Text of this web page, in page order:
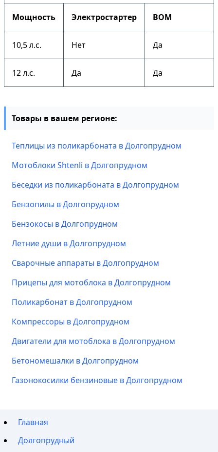
Мощность Электростартер ВОМ
10,5 л.с. Нет Да
12 л.с. Да Да
Товары в вашем регионе:
Теплицы из поликарбоната в Долгопрудном
Мотоблоки Shtenli в Долгопрудном
Беседки из поликарбоната в Долгопрудном
Бензопилы в Долгопрудном
Бензокосы в Долгопрудном
Летние души в Долгопрудном
Сварочные аппараты в Долгопрудном
Прицепы для мотоблока в Долгопрудном
Поликарбонат в Долгопрудном
Компрессоры в Долгопрудном
Двигатели для мотоблока в Долгопрудном
Бетономешалки в Долгопрудном
Газонокосилки бензиновые в Долгопрудном
Главная
Долгопрудный